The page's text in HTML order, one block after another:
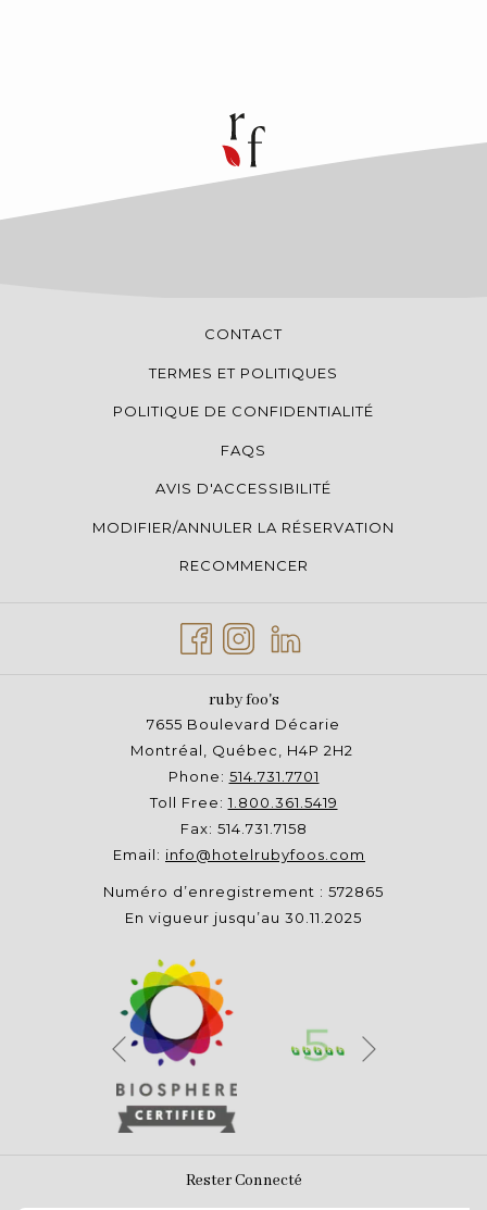
CONTACT
TERMES ET POLITIQUES
POLITIQUE DE CONFIDENTIALITÉ
FAQS
AVIS D'ACCESSIBILITÉ
MODIFIER/ANNULER LA RÉSERVATION
RECOMMENCER
ruby foo's
7655 Boulevard Décarie
Montréal, Québec, H4P 2H2
Phone: 514.731.7701
Toll Free: 1.800.361.5419
Fax: 514.731.7158
Email: info@hotelrubyfoos.com
Numéro d’enregistrement : 572865
En vigueur jusqu’au 30.11.2025
Précédent
Rester Connecté